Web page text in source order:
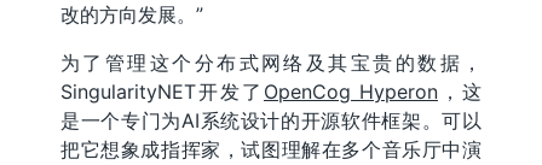
改的方向发展。”
为了管理这个分布式网络及其宝贵的数据，
SingularityNET开发了 OpenCog Hyperon ，这
是一个专门为AI系统设计的开源软件框架。可以
把它想象成指挥家，试图理解在多个音乐厅中演